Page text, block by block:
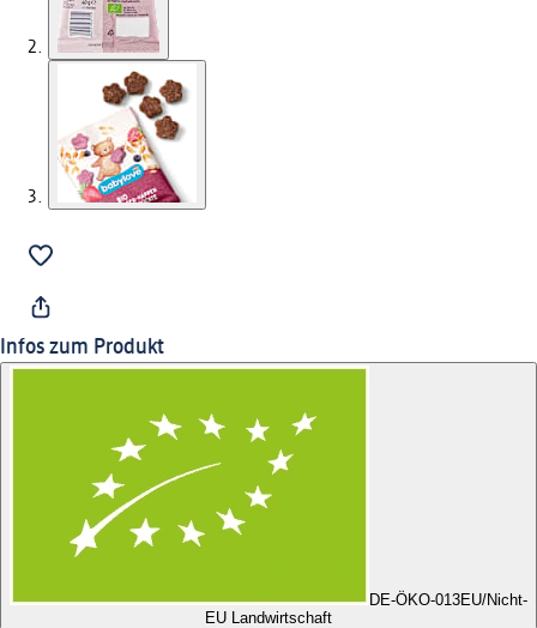
Infos zum Produkt
DE-ÖKO-013EU/Nicht-
EU Landwirtschaft